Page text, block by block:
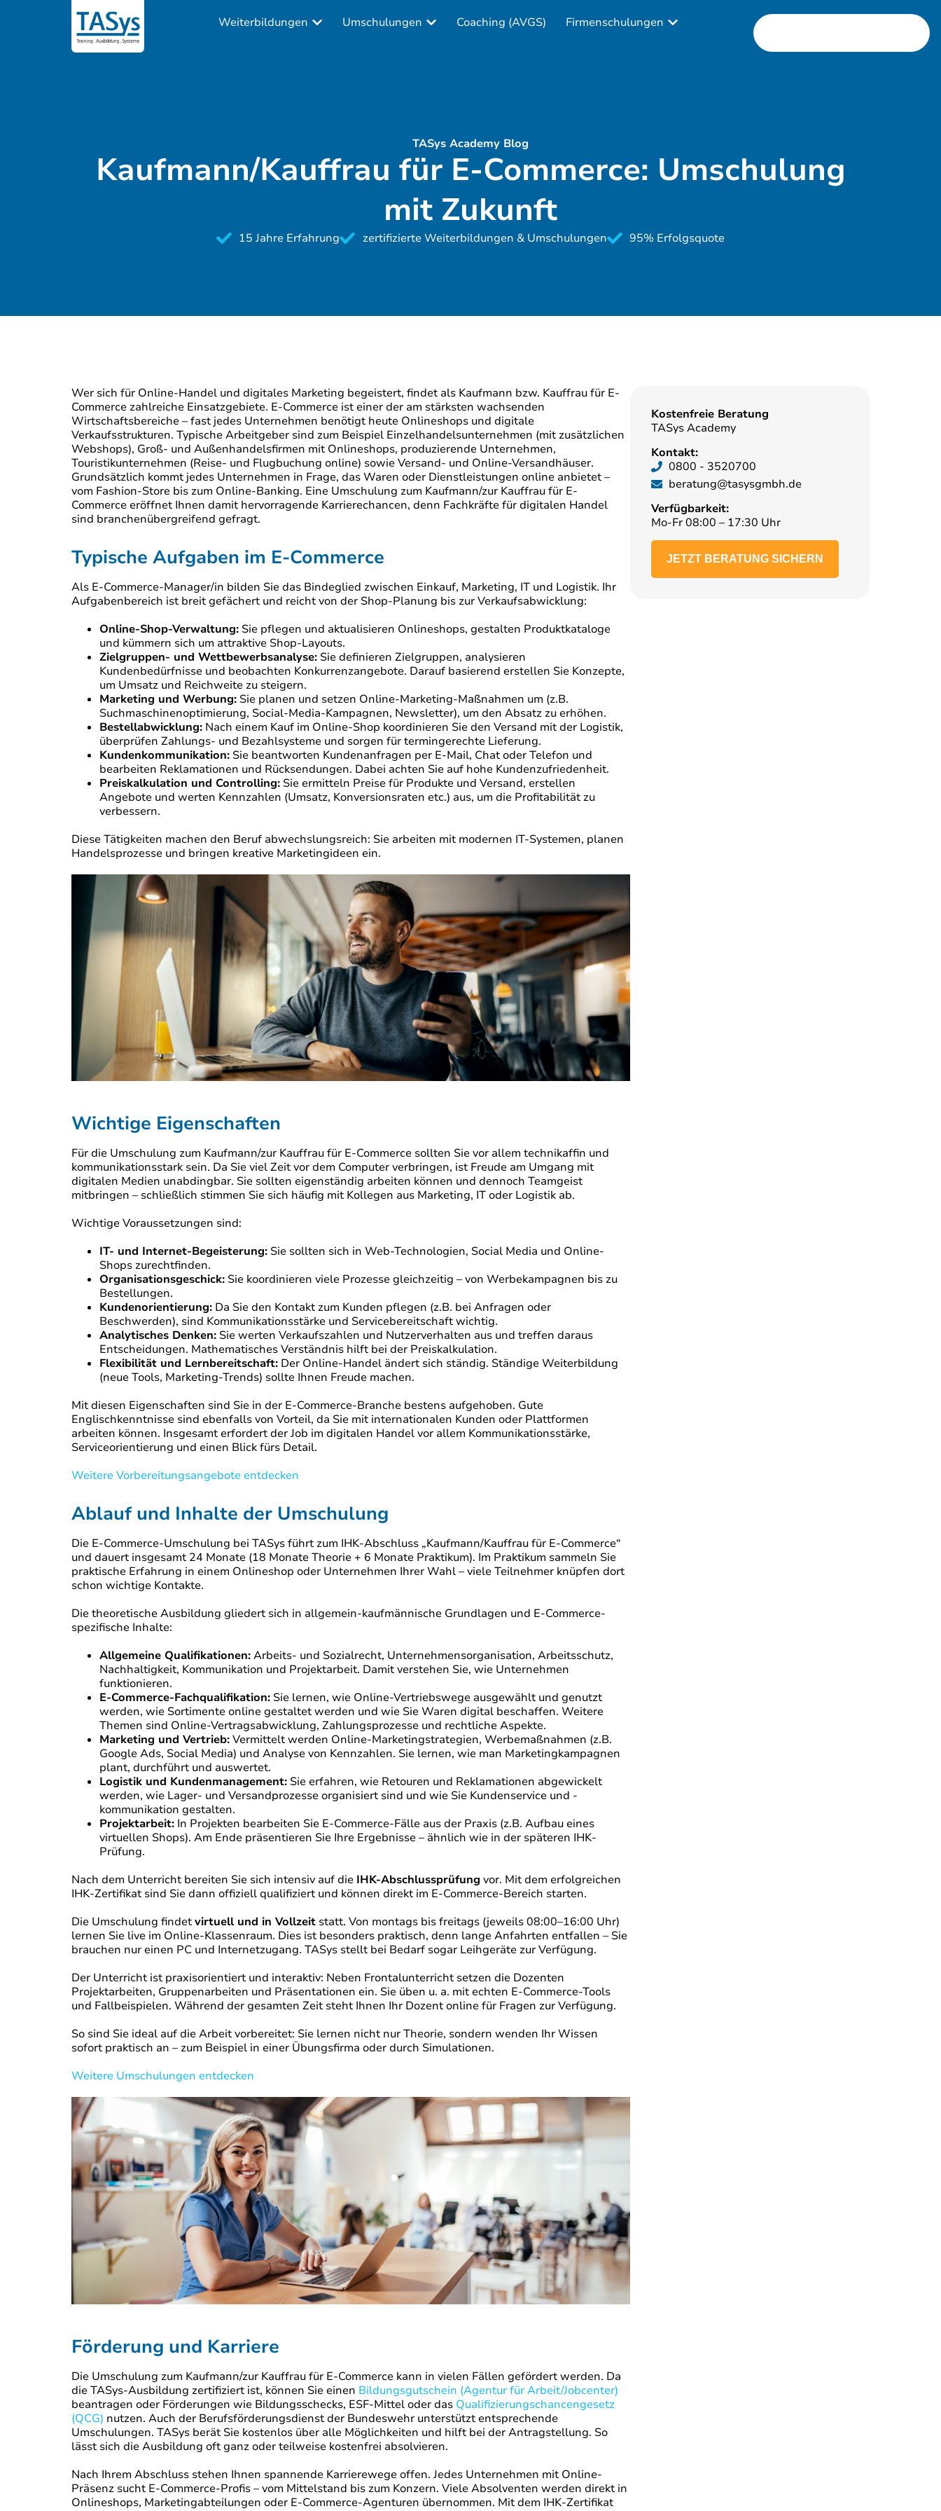
Weiterbildungen Umschulungen Coaching (AVGS) Firmenschulungen
TASys Academy Blog
Kaufmann/Kauffrau für E-Commerce: Umschulung
mit Zukunft
15 Jahre Erfahrung zertifizierte Weiterbildungen & Umschulungen 95% Erfolgsquote
Wer sich für Online-Handel und digitales Marketing begeistert, findet als Kaufmann bzw. Kauffrau für E-
Commerce zahlreiche Einsatzgebiete. E-Commerce ist einer der am stärksten wachsenden
Wirtschaftsbereiche – fast jedes Unternehmen benötigt heute Onlineshops und digitale
Verkaufsstrukturen. Typische Arbeitgeber sind zum Beispiel Einzelhandelsunternehmen (mit zusätzlichen
Webshops), Groß- und Außenhandelsfirmen mit Onlineshops, produzierende Unternehmen,
Touristikunternehmen (Reise- und Flugbuchung online) sowie Versand- und Online-Versandhäuser.
Grundsätzlich kommt jedes Unternehmen in Frage, das Waren oder Dienstleistungen online anbietet –
vom Fashion-Store bis zum Online-Banking. Eine Umschulung zum Kaufmann/zur Kauffrau für E-
Commerce eröffnet Ihnen damit hervorragende Karrierechancen, denn Fachkräfte für digitalen Handel
sind branchenübergreifend gefragt.
Typische Aufgaben im E-Commerce
Als E-Commerce-Manager/in bilden Sie das Bindeglied zwischen Einkauf, Marketing, IT und Logistik. Ihr
Aufgabenbereich ist breit gefächert und reicht von der Shop-Planung bis zur Verkaufsabwicklung:
Online-Shop-Verwaltung: Sie pflegen und aktualisieren Onlineshops, gestalten Produktkataloge
und kümmern sich um attraktive Shop-Layouts.
Zielgruppen- und Wettbewerbsanalyse: Sie definieren Zielgruppen, analysieren
Kundenbedürfnisse und beobachten Konkurrenzangebote. Darauf basierend erstellen Sie Konzepte,
um Umsatz und Reichweite zu steigern.
Marketing und Werbung: Sie planen und setzen Online-Marketing-Maßnahmen um (z.B.
Suchmaschinenoptimierung, Social-Media-Kampagnen, Newsletter), um den Absatz zu erhöhen.
Bestellabwicklung: Nach einem Kauf im Online-Shop koordinieren Sie den Versand mit der Logistik,
überprüfen Zahlungs- und Bezahlsysteme und sorgen für termingerechte Lieferung.
Kundenkommunikation: Sie beantworten Kundenanfragen per E-Mail, Chat oder Telefon und
bearbeiten Reklamationen und Rücksendungen. Dabei achten Sie auf hohe Kundenzufriedenheit.
Preiskalkulation und Controlling: Sie ermitteln Preise für Produkte und Versand, erstellen
Angebote und werten Kennzahlen (Umsatz, Konversionsraten etc.) aus, um die Profitabilität zu
verbessern.
Diese Tätigkeiten machen den Beruf abwechslungsreich: Sie arbeiten mit modernen IT-Systemen, planen
Handelsprozesse und bringen kreative Marketingideen ein.
Wichtige Eigenschaften
Für die Umschulung zum Kaufmann/zur Kauffrau für E-Commerce sollten Sie vor allem technikaffin und
kommunikationsstark sein. Da Sie viel Zeit vor dem Computer verbringen, ist Freude am Umgang mit
digitalen Medien unabdingbar. Sie sollten eigenständig arbeiten können und dennoch Teamgeist
mitbringen – schließlich stimmen Sie sich häufig mit Kollegen aus Marketing, IT oder Logistik ab.
Wichtige Voraussetzungen sind:
IT- und Internet-Begeisterung: Sie sollten sich in Web-Technologien, Social Media und Online-
Shops zurechtfinden.
Organisationsgeschick: Sie koordinieren viele Prozesse gleichzeitig – von Werbekampagnen bis zu
Bestellungen.
Kundenorientierung: Da Sie den Kontakt zum Kunden pflegen (z.B. bei Anfragen oder
Beschwerden), sind Kommunikationsstärke und Servicebereitschaft wichtig.
Analytisches Denken: Sie werten Verkaufszahlen und Nutzerverhalten aus und treffen daraus
Entscheidungen. Mathematisches Verständnis hilft bei der Preiskalkulation.
Flexibilität und Lernbereitschaft: Der Online-Handel ändert sich ständig. Ständige Weiterbildung
(neue Tools, Marketing-Trends) sollte Ihnen Freude machen.
Mit diesen Eigenschaften sind Sie in der E-Commerce-Branche bestens aufgehoben. Gute
Englischkenntnisse sind ebenfalls von Vorteil, da Sie mit internationalen Kunden oder Plattformen
arbeiten können. Insgesamt erfordert der Job im digitalen Handel vor allem Kommunikationsstärke,
Serviceorientierung und einen Blick fürs Detail.
Weitere Vorbereitungsangebote entdecken
Ablauf und Inhalte der Umschulung
Die E-Commerce-Umschulung bei TASys führt zum IHK-Abschluss „Kaufmann/Kauffrau für E-Commerce“
und dauert insgesamt 24 Monate (18 Monate Theorie + 6 Monate Praktikum). Im Praktikum sammeln Sie
praktische Erfahrung in einem Onlineshop oder Unternehmen Ihrer Wahl – viele Teilnehmer knüpfen dort
schon wichtige Kontakte.
Die theoretische Ausbildung gliedert sich in allgemein-kaufmännische Grundlagen und E-Commerce-
spezifische Inhalte:
Allgemeine Qualifikationen:Arbeits- und Sozialrecht, Unternehmensorganisation, Arbeitsschutz,
Nachhaltigkeit, Kommunikation und Projektarbeit. Damit verstehen Sie, wie Unternehmen
funktionieren.
E-Commerce-Fachqualifikation: Sie lernen, wie Online-Vertriebswege ausgewählt und genutzt
werden, wie Sortimente online gestaltet werden und wie Sie Waren digital beschaffen. Weitere
Themen sind Online-Vertragsabwicklung, Zahlungsprozesse und rechtliche Aspekte.
Marketing und Vertrieb:Vermittelt werden Online-Marketingstrategien, Werbemaßnahmen (z.B.
Google Ads, Social Media) und Analyse von Kennzahlen. Sie lernen, wie man Marketingkampagnen
plant, durchführt und auswertet.
Logistik und Kundenmanagement: Sie erfahren, wie Retouren und Reklamationen abgewickelt
werden, wie Lager- und Versandprozesse organisiert sind und wie Sie Kundenservice und -
kommunikation gestalten.
Projektarbeit: In Projekten bearbeiten Sie E-Commerce-Fälle aus der Praxis (z.B. Aufbau eines
virtuellen Shops). Am Ende präsentieren Sie Ihre Ergebnisse – ähnlich wie in der späteren IHK-
Prüfung.
Nach dem Unterricht bereiten Sie sich intensiv auf die IHK-Abschlussprüfung vor. Mit dem erfolgreichen
IHK-Zertifikat sind Sie dann offiziell qualifiziert und können direkt im E-Commerce-Bereich starten.
Die Umschulung findetvirtuell und in Vollzeit statt. Von montags bis freitags (jeweils 08:00–16:00 Uhr)
lernen Sie live im Online-Klassenraum. Dies ist besonders praktisch, denn lange Anfahrten entfallen – Sie
brauchen nur einen PC und Internetzugang. TASys stellt bei Bedarf sogar Leihgeräte zur Verfügung.
Der Unterricht ist praxisorientiert und interaktiv: Neben Frontalunterricht setzen die Dozenten
Projektarbeiten, Gruppenarbeiten und Präsentationen ein. Sie üben u. a. mit echten E-Commerce-Tools
und Fallbeispielen. Während der gesamten Zeit steht Ihnen Ihr Dozent online für Fragen zur Verfügung.
So sind Sie ideal auf die Arbeit vorbereitet: Sie lernen nicht nur Theorie, sondern wenden Ihr Wissen
sofort praktisch an – zum Beispiel in einer Übungsfirma oder durch Simulationen.
Weitere Umschulungen entdecken
Förderung und Karriere
Die Umschulung zum Kaufmann/zur Kauffrau für E-Commerce kann in vielen Fällen gefördert werden. Da
die TASys-Ausbildung zertifiziert ist, können Sie einen Bildungsgutschein (Agentur für Arbeit/Jobcenter)
beantragen oder Förderungen wie Bildungsschecks, ESF-Mittel oder das Qualifizierungschancengesetz
(QCG) nutzen. Auch der Berufsförderungsdienst der Bundeswehr unterstützt entsprechende
Umschulungen. TASys berät Sie kostenlos über alle Möglichkeiten und hilft bei der Antragstellung. So
lässt sich die Ausbildung oft ganz oder teilweise kostenfrei absolvieren.
Nach Ihrem Abschluss stehen Ihnen spannende Karrierewege offen. Jedes Unternehmen mit Online-
Präsenz sucht E-Commerce-Profis – vom Mittelstand bis zum Konzern. Viele Absolventen werden direkt in
Onlineshops, Marketingabteilungen oder E-Commerce-Agenturen übernommen. Mit dem IHK-Zertifikat
Kostenfreie Beratung
TASys Academy
Kontakt:
0800 - 3520700
beratung@tasysgmbh.de
Verfügbarkeit:
Mo-Fr 08:00 – 17:30 Uhr
JETZT BERATUNG SICHERN